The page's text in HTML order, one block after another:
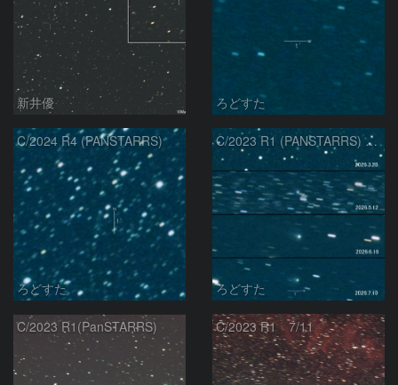
新井優 ろどすた
C/2024 R4 (PANSTARRS)
ろどすた
C/2023 R1 (PANSTARRS) の変化
ろどすた
C/2023 R1(PanSTARRS) C/2023 R1 7/11